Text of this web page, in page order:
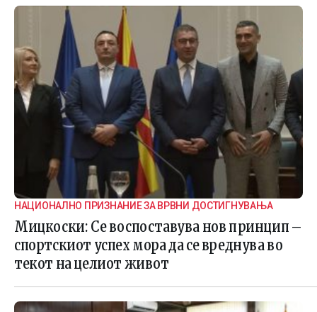
НАЦИОНАЛНО ПРИЗНАНИЕ ЗА ВРВНИ ДОСТИГНУВАЊА
Мицкоски: Се воспоставува нов принцип –
спортскиот успех мора да се вреднува во
текот на целиот живот